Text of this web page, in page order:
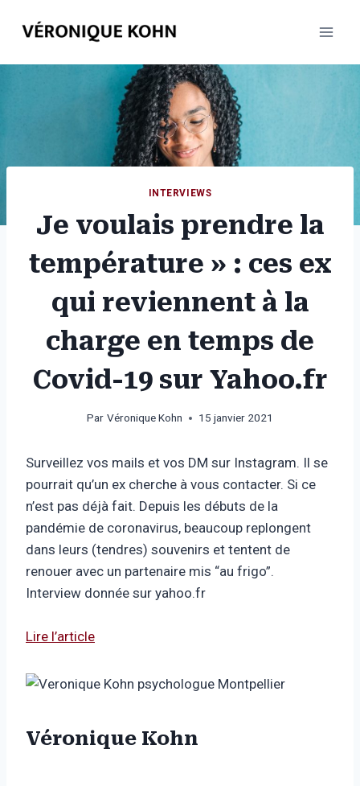
INTERVIEWS
Je voulais prendre la
température » : ces ex
qui reviennent à la
charge en temps de
Covid-19 sur Yahoo.fr
Par Véronique Kohn 15 janvier 2021
Surveillez vos mails et vos DM sur Instagram. Il se
pourrait qu’un ex cherche à vous contacter. Si ce
n’est pas déjà fait. Depuis les débuts de la
pandémie de coronavirus, beaucoup replongent
dans leurs (tendres) souvenirs et tentent de
renouer avec un partenaire mis “au frigo”.
Interview donnée sur yahoo.fr
Lire l’article
Véronique Kohn